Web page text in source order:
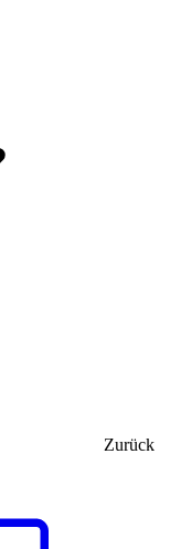
Zurück